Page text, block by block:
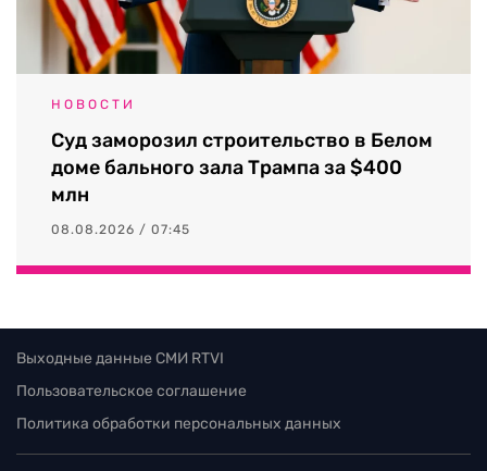
НОВОСТИ
Суд заморозил строительство в Белом
доме бального зала Трампа за $400
млн
08.08.2026 / 07:45
Выходные данные СМИ RTVI
Пользовательское соглашение
Политика обработки персональных данных